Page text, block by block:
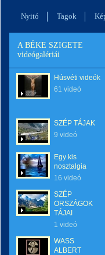
Nyitó Tagok
A BÉKE SZIGETE
videógalériái
Húsvéti videók
61 videó
SZÉP TÁJAK
9 videó
Egy kis
nosztalgia
16 videó
SZÉP
ORSZÁGOK
TÁJAI
1 videó
WASS
ALBERT